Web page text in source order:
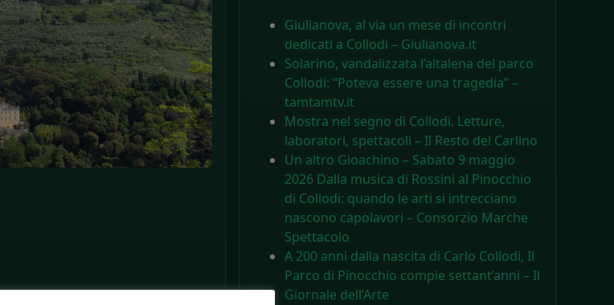
Giulianova, al via un mese di incontri
dedicati a Collodi – Giulianova.it
Solarino, vandalizzata l’altalena del parco
Collodi: “Poteva essere una tragedia” –
tamtamtv.it
Mostra nel segno di Collodi. Letture,
laboratori, spettacoli – Il Resto del Carlino
Un altro Gioachino – Sabato 9 maggio
2026 Dalla musica di Rossini al Pinocchio
di Collodi: quando le arti si intrecciano
nascono capolavori – Consorzio Marche
Spettacolo
A 200 anni dalla nascita di Carlo Collodi, Il
Parco di Pinocchio compie settant’anni – Il
Giornale dell’Arte